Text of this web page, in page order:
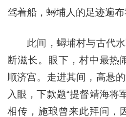
驾着船，蟳埔人的足迹遍布
此间，蟳埔村与古代水
断滋长。眼下，村中最热
顺济宫。走进其间，高悬
入眼，下款题“提督靖海将
相传，施琅曾来此拜问，